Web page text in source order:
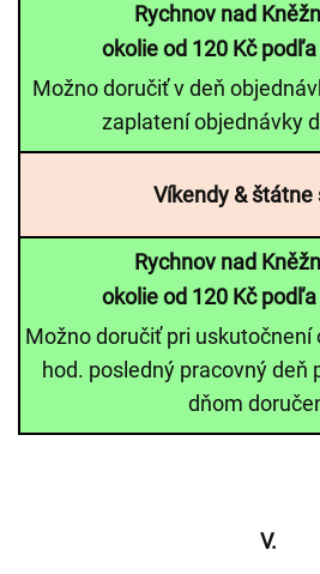
Rychnov nad
okolie od 120 Kč
Možno doručiť v deň
zaplatení objednávky
Víkendy & štátne
Rychnov nad
okolie od 120 Kč
Možno doručiť pri uskutočnení
hod. posledný pracovný deň
dňom
V.